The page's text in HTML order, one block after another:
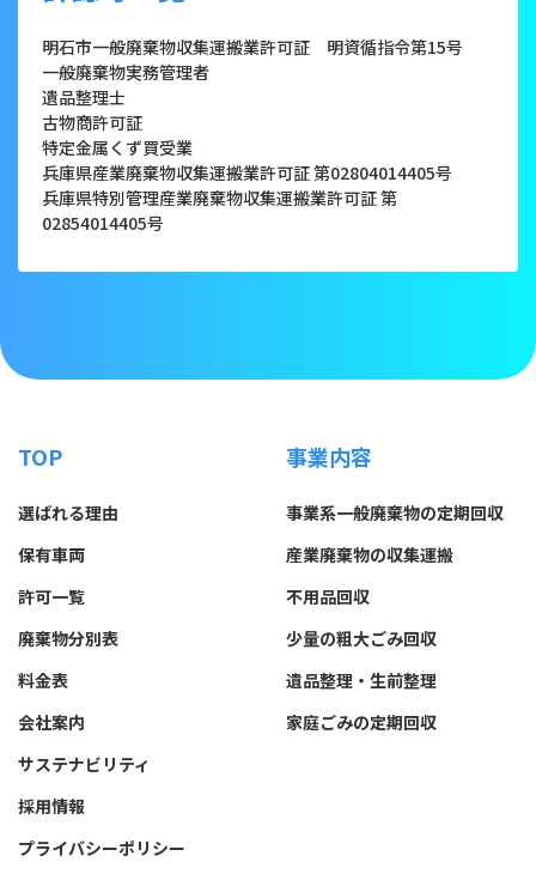
明石市一般廃棄物収集運搬業許可証 明資循指令第15号
一般廃棄物実務管理者
遺品整理士
古物商許可証
特定金属くず買受業
兵庫県産業廃棄物収集運搬業許可証 第02804014405号
兵庫県特別管理産業廃棄物収集運搬業許可証 第
02854014405号
TOP
選ばれる理由
保有車両
許可一覧
廃棄物分別表
料金表
会社案内
サステナビリティ
採用情報
プライバシーポリシー
事業内容
事業系一般廃棄物の定期回収
産業廃棄物の収集運搬
不用品回収
少量の粗大ごみ回収
遺品整理・生前整理
家庭ごみの定期回収